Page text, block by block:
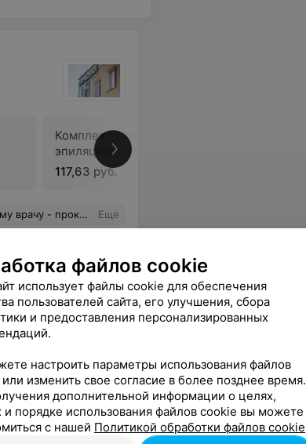
Комплекс лазерной
эпиляции: руки
117,63 руб.
Степановичу на лечение. Еще
файлов cookie
использует файлы cookie для обеспечения
пользователей сайта, его улучшения, сбора
и предоставления персонализированных
настроить параметры использования файлов
изменить свое согласие в более позднее время.
дополнительной информации о целях,
и порядке использования файлов cookie вы можете
с нашей Политикой обработки файлов cookie